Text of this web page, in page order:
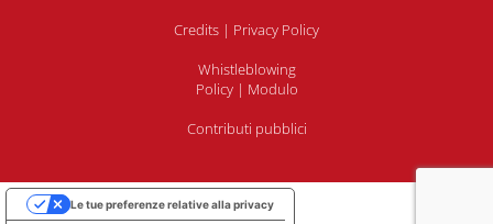
Credits | Privacy Policy
Whistleblowing
Policy| Modulo
Contributi pubblici
Le tue preferenze relative alla privacy